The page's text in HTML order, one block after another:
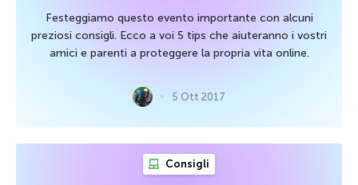
Festeggiamo questo evento importante con alcuni
preziosi consigli. Ecco a voi 5 tips che aiuteranno i vostri
amici e parenti a proteggere la propria vita online.
5 Ott 2017
Consigli